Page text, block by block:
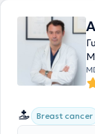
Breast cancer